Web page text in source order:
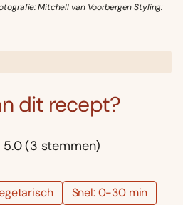
Mitchell van Voorbergen Styling:
dit recept?
5.0 (3 stemmen)
Snel: 0-30 min